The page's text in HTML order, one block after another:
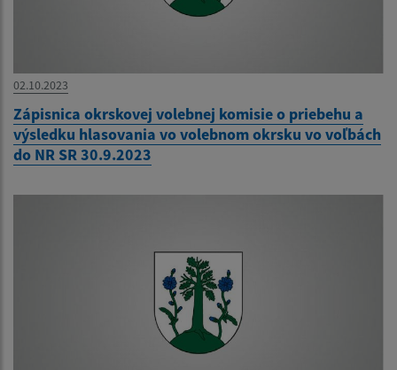
02.10.2023
Zápisnica okrskovej volebnej komisie o priebehu a
výsledku hlasovania vo volebnom okrsku vo voľbách
do NR SR 30.9.2023